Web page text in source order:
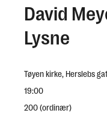
David
Lysne
Tøyen kirke, Herslebs
19:00
200 (ordinær)